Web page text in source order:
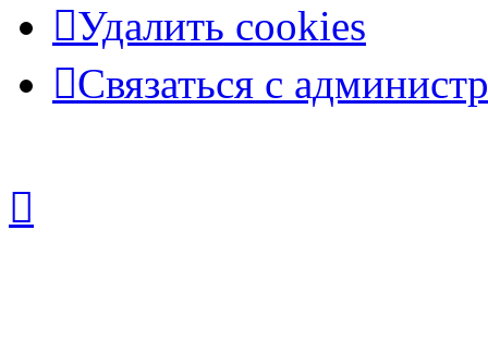
Удалить cookies
Связаться с